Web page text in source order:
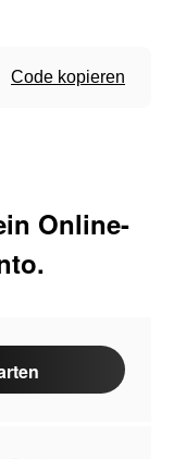
Code kopieren
Online-